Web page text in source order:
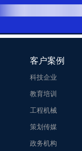
客户案例
科技企业
教育培训
工程机械
策划传媒
政务机构